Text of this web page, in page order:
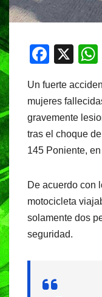
F
c
e
b
o
k
X
Un fuerte
mujeres
gravemente
tras el choque
145 Poniente,
De acuerdo con
motocicleta
solamente dos
seguridad.